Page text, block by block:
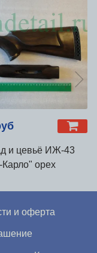
и цевьё ИЖ-43
орех
и оферта